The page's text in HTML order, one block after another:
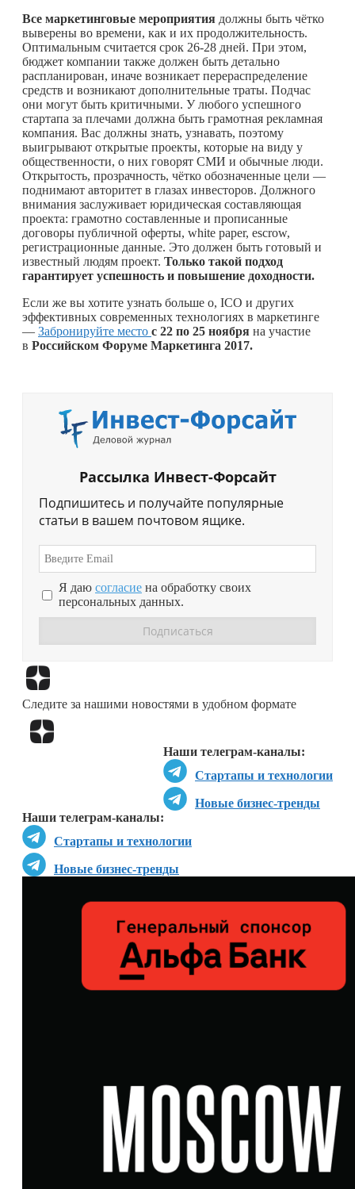
Все маркетинговые мероприятия должны быть чётко
выверены во времени, как и их продолжительность.
Оптимальным считается срок 26-28 дней. При этом,
бюджет компании также должен быть детально
распланирован, иначе возникает перераспределение
средств и возникают дополнительные траты. Подчас
они могут быть критичными. У любого успешного
стартапа за плечами должна быть грамотная рекламная
компания. Вас должны знать, узнавать, поэтому
выигрывают открытые проекты, которые на виду у
общественности, о них говорят СМИ и обычные люди.
Открытость, прозрачность, чётко обозначенные цели —
поднимают авторитет в глазах инвесторов. Должного
внимания заслуживает юридическая составляющая
проекта: грамотно составленные и прописанные
договоры публичной оферты, white paper, escrow,
регистрационные данные. Это должен быть готовый и
известный людям проект. Только такой подход
гарантирует успешность и повышение доходности.
Если же вы хотите узнать больше о, ICO и других
эффективных современных технологиях в маркетинге
— Забронируйте место с 22 по 25 ноября на участие
в Российском Форуме Маркетинга 2017.
Рассылка Инвест-Форсайт
Подпишитесь и получайте популярные
статьи в вашем почтовом ящике.
Я даю согласие на обработку своих
персональных данных.
Следите за нашими новостями в удобном формате
Наши телеграм-каналы:
Стартапы и технологии
Новые бизнес-тренды
Наши телеграм-каналы:
Стартапы и технологии
Новые бизнес-тренды